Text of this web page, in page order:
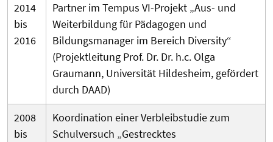
2014
bis
2016
Partner im Tempus VI-Projekt „Aus- und
Weiterbildung für Pädagogen und
Bildungsmanager im Bereich Diversity“
(Projektleitung Prof. Dr. Dr. h.c. Olga
Graumann, Universität Hildesheim, gefördert
durch DAAD)
2008
bis
Koordination einer Verbleibstudie zum
Schulversuch „Gestrecktes